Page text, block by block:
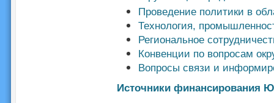
Проведение политики в
Технология,
Региональное
Конвенции по вопросам
Вопросы связи и
Источники финансирования